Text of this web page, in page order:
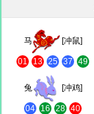
马 [冲鼠]
01 13 25 37 49
兔 [冲鸡]
04 16 28 40